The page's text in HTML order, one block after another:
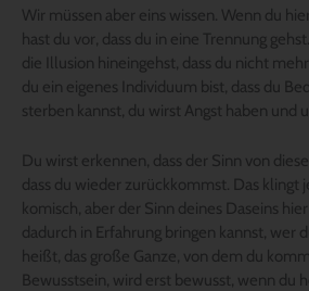
Wir müssen aber eins wissen. Wenn du
hast du vor, dass du in eine Trennung
die Illusion hineingehst, dass du nicht
du ein eigenes Individuum bist, dass du
sterben kannst, du wirst Angst haben und
Du wirst erkennen, dass der Sinn von
dass du wieder zurückkommst. Das klingt
komisch, aber der Sinn deines Daseins
dadurch in Erfahrung bringen kannst, wer
heißt, das große Ganze, von dem du
Bewusstsein, wird erst bewusst, wenn du